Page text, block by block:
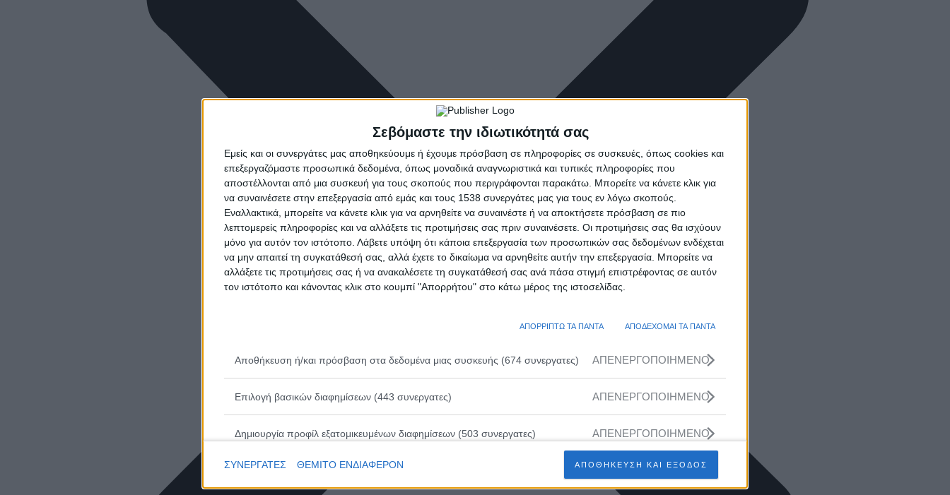
Σεβόμαστε την ιδιωτικότητά σας
Εμείς και οι συνεργάτες μας αποθηκεύουμε ή έχουμε πρόσβαση σε πληροφορίες σε συσκευές, όπως cookies και
επεξεργαζόμαστε προσωπικά δεδομένα, όπως μοναδικά αναγνωριστικά και τυπικές πληροφορίες που
αποστέλλονται από μια συσκευή για τους σκοπούς που περιγράφονται παρακάτω. Μπορείτε να κάνετε κλικ για
να συναινέσετε στην επεξεργασία από εμάς και τους 1538 συνεργάτες μας για τους εν λόγω σκοπούς.
Εναλλακτικά, μπορείτε να κάνετε κλικ για να αρνηθείτε να συναινέστε ή να αποκτήσετε πρόσβαση σε πιο
λεπτομερείς πληροφορίες και να αλλάξετε τις προτιμήσεις σας πριν συναινέσετε. Οι προτιμήσεις σας θα ισχύουν
μόνο για αυτόν τον ιστότοπο. Λάβετε υπόψη ότι κάποια επεξεργασία των προσωπικών σας δεδομένων ενδέχεται
να μην απαιτεί τη συγκατάθεσή σας, αλλά έχετε το δικαίωμα να αρνηθείτε αυτήν την επεξεργασία. Μπορείτε να
αλλάξετε τις προτιμήσεις σας ή να ανακαλέσετε τη συγκατάθεσή σας ανά πάσα στιγμή επιστρέφοντας σε αυτόν
τον ιστότοπο και κάνοντας κλικ στο κουμπί "Απορρήτου" στο κάτω μέρος της ιστοσελίδας.
ΑΠΟΡΡΙΠΤΩ ΤΑ ΠΑΝΤΑ ΑΠΟΔΕΧΟΜΑΙ ΤΑ ΠΑΝΤΑ
Αποθήκευση ή/και πρόσβαση στα δεδομένα μιας συσκευής (674 συνεργατες) ΑΠΕΝΕΡΓΟΠΟΙΗΜΕΝΟ
Επιλογή βασικών διαφημίσεων (443 συνεργατες) ΑΠΕΝΕΡΓΟΠΟΙΗΜΕΝΟ
Δημιουργία προφίλ εξατομικευμένων διαφημίσεων (503 συνεργατες) ΑΠΕΝΕΡΓΟΠΟΙΗΜΕΝΟ
Επιλογή εξατομικευμένων διαφημίσεων (502 συνεργατες) ΑΠΕΝΕΡΓΟΠΟΙΗΜΕΝΟ
ΣΥΝΕΡΓΑΤΕΣ ΘΕΜΙΤΟ ΕΝΔΙΑΦΕΡΟΝ ΑΠΟΘΗΚΕΥΣΗ ΚΑΙ ΕΞΟΔΟΣ